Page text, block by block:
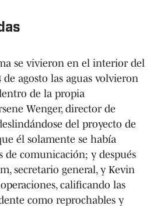
se vivieron en el interior del
agosto las aguas volvieron
de la propia
Wenger, director de
del proyecto de
él solamente se había
de comunicación; y después
secretario general, y Kevin
calificando las
como reprochables y